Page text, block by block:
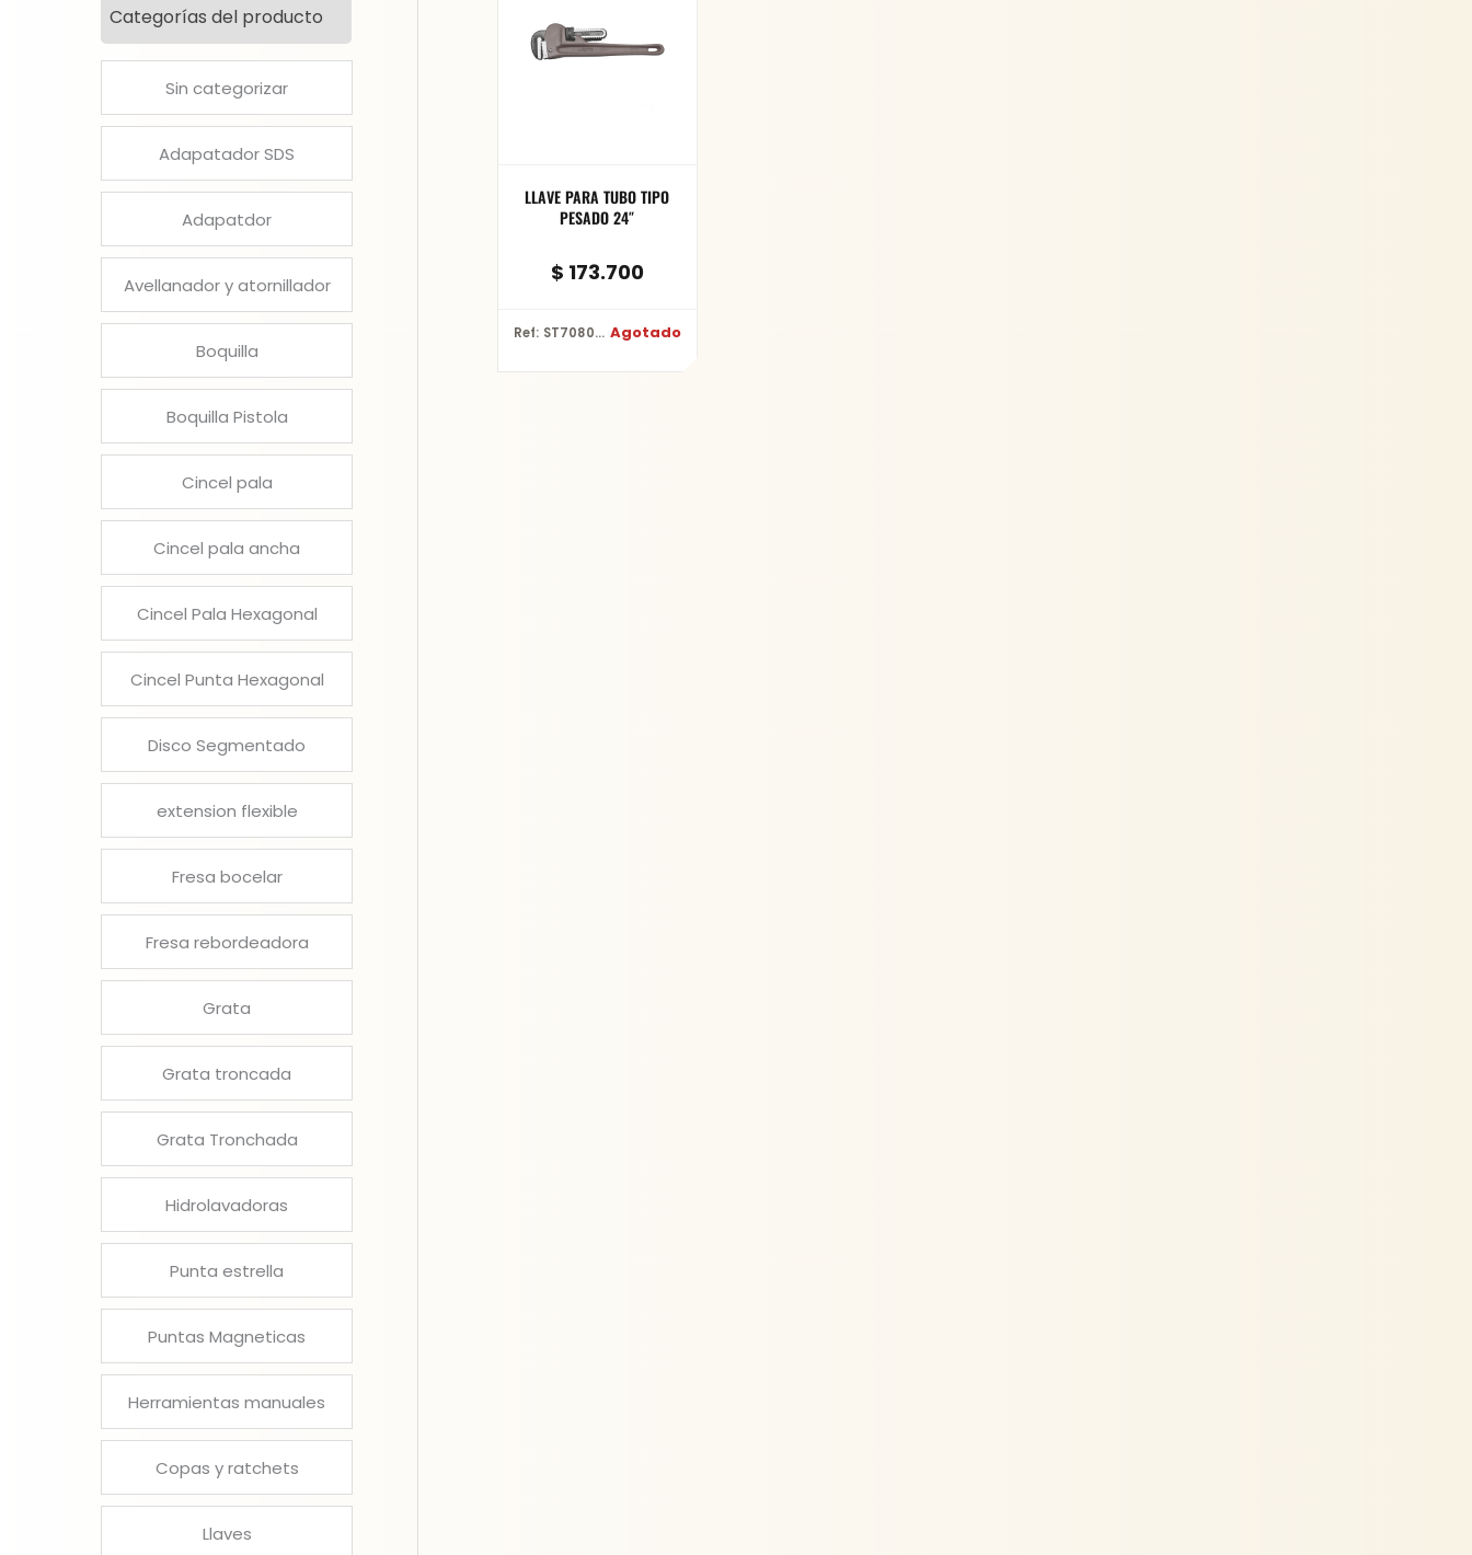
Categorías del producto
Sin categorizar
Adapatador SDS
Adapatdor
Avellanador y atornillador
Boquilla
Boquilla Pistola
Cincel pala
Cincel pala ancha
Cincel Pala Hexagonal
Cincel Punta Hexagonal
Disco Segmentado
extension flexible
Fresa bocelar
Fresa rebordeadora
Grata
Grata troncada
Grata Tronchada
Hidrolavadoras
Punta estrella
Puntas Magneticas
Herramientas manuales
Copas y ratchets
Llaves
LLAVE PARA TUBO TIPO
PESADO 24″
$ 173.700
Ref: ST70807 - 24" Agotado